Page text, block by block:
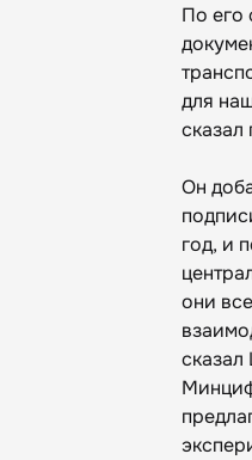
По его
для
Он
год, и
они